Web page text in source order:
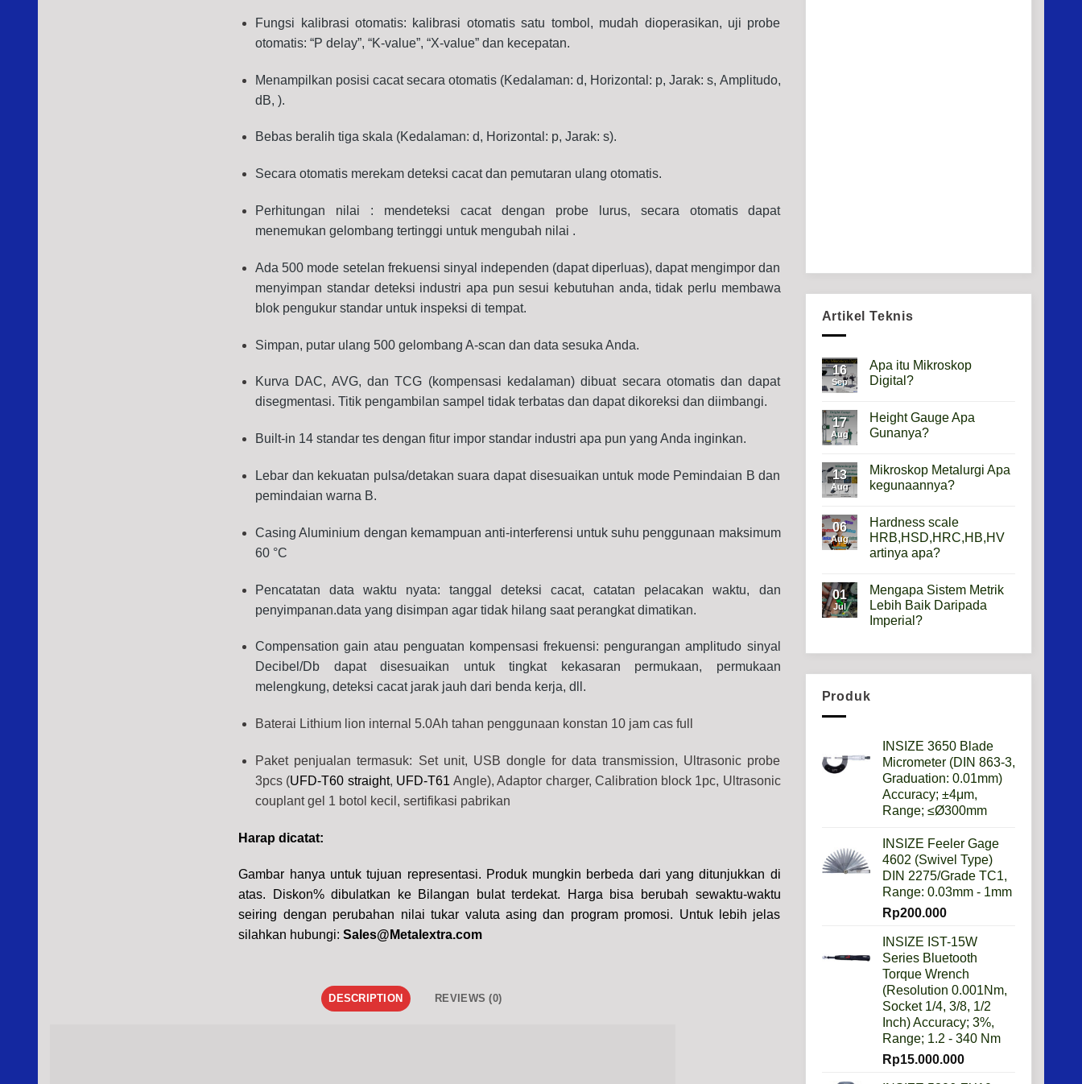
Fungsi kalibrasi otomatis: kalibrasi otomatis satu tombol, mudah dioperasikan, uji probe
otomatis: “P delay”, “K-value”, “X-value” dan kecepatan.
Menampilkan posisi cacat secara otomatis (Kedalaman: d, Horizontal: p, Jarak: s, Amplitudo,
dB, ).
Bebas beralih tiga skala (Kedalaman: d, Horizontal: p, Jarak: s).
Secara otomatis merekam deteksi cacat dan pemutaran ulang otomatis.
Perhitungan nilai : mendeteksi cacat dengan probe lurus, secara otomatis dapat
menemukan gelombang tertinggi untuk mengubah nilai .
Ada 500 mode setelan frekuensi sinyal independen (dapat diperluas), dapat mengimpor dan
menyimpan standar deteksi industri apa pun sesui kebutuhan anda, tidak perlu membawa
blok pengukur standar untuk inspeksi di tempat.
Simpan, putar ulang 500 gelombang A-scan dan data sesuka Anda.
Kurva DAC, AVG, dan TCG (kompensasi kedalaman) dibuat secara otomatis dan dapat
disegmentasi. Titik pengambilan sampel tidak terbatas dan dapat dikoreksi dan diimbangi.
Built-in 14 standar tes dengan fitur impor standar industri apa pun yang Anda inginkan.
Lebar dan kekuatan pulsa/detakan suara dapat disesuaikan untuk mode Pemindaian B dan
pemindaian warna B.
Casing Aluminium dengan kemampuan anti-interferensi untuk suhu penggunaan maksimum
60 °C
Pencatatan data waktu nyata: tanggal deteksi cacat, catatan pelacakan waktu, dan
penyimpanan.data yang disimpan agar tidak hilang saat perangkat dimatikan.
Compensation gain atau penguatan kompensasi frekuensi: pengurangan amplitudo sinyal
Decibel/Db dapat disesuaikan untuk tingkat kekasaran permukaan, permukaan
melengkung, deteksi cacat jarak jauh dari benda kerja, dll.
Baterai Lithium lion internal 5.0Ah tahan penggunaan konstan 10 jam cas full
Paket penjualan termasuk: Set unit, USB dongle for data transmission, Ultrasonic probe
3pcs (UFD-T60 straight, UFD-T61 Angle), Adaptor charger, Calibration block 1pc, Ultrasonic
couplant gel 1 botol kecil, sertifikasi pabrikan
Harap dicatat:
Gambar hanya untuk tujuan representasi. Produk mungkin berbeda dari yang ditunjukkan di
atas. Diskon% dibulatkan ke Bilangan bulat terdekat. Harga bisa berubah sewaktu-waktu
seiring dengan perubahan nilai tukar valuta asing dan program promosi. Untuk lebih jelas
silahkan hubungi:Sales@Metalextra.com
DESCRIPTION REVIEWS (0)
Artikel Teknis
16
Sep
Apa itu Mikroskop
Digital?
on
Apa
itu
17
Aug
Height Gauge Apa
Gunanya?
on
Height
Gauge
13
Aug
Mikroskop Metalurgi Apa
kegunaannya?
on
Mikroskop
Metalurgi
Apa
06
Aug
Hardness scale
HRB,HSD,HRC,HB,HV
artinya apa?
on
Hardness
scale
HRB,HSD,HRC,HB,HV
01
Jul
Mengapa Sistem Metrik
Lebih Baik Daripada
Imperial?
Lebih
Produk
INSIZE 3650 Blade
Micrometer (DIN 863-3,
Graduation: 0.01mm)
Accuracy; ±4μm,
Range; ≤Ø300mm
INSIZE Feeler Gage
4602 (Swivel Type)
DIN 2275/Grade TC1,
Range: 0.03mm - 1mm
Rp200.000
INSIZE IST-15W
Series Bluetooth
Torque Wrench
(Resolution 0.001Nm,
Socket 1/4, 3/8, 1/2
Inch) Accuracy; 3%,
Range; 1.2 - 340 Nm
Rp15.000.000